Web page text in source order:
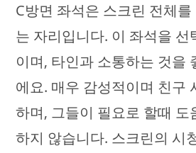
C방면 좌석은 스크린 전체
는 자리입니다. 이 좌석을 선
이며, 타인과 소통하는 것을
에요. 매우 감성적이며 친구
하며, 그들이 필요로 할때 도
하지 않습니다. 스크린의 시